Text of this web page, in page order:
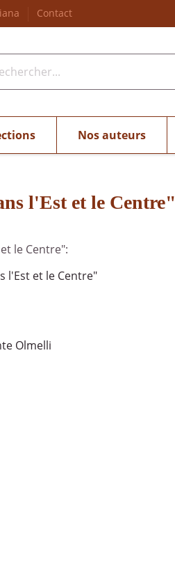
Contact
Nos auteurs
l'Est et le Centre"
le Centre":
l'Est et le Centre"
Olmelli